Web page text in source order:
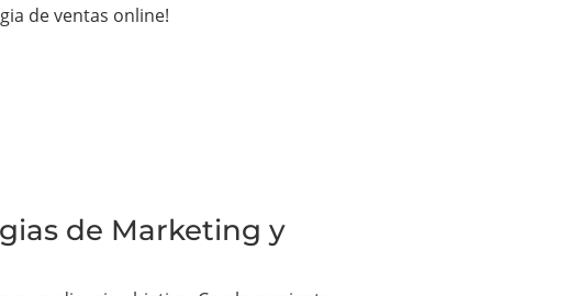
de ventas online!
de Marketing y